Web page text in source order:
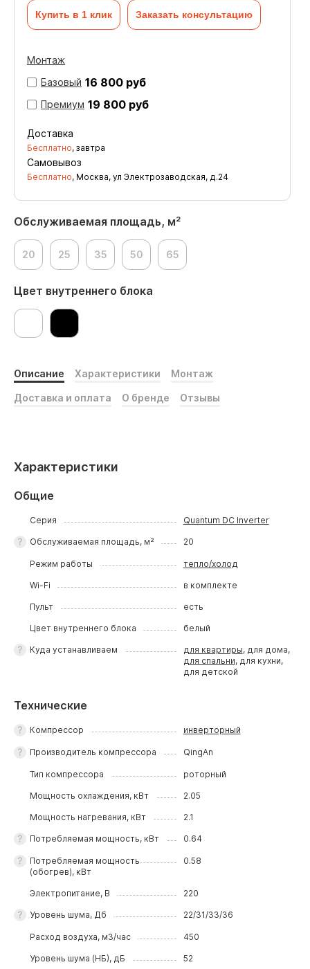
Обслуживаемая площадь, м²
20 25 35 50 65
Цвет внутреннего блока
Купить в 1 клик Заказать консультацию
Монтаж
Базовый 16 800 руб
Премиум 19 800 руб
Доставка
Бесплатно, завтра
Самовывоз
Бесплатно, Москва, ул Электрозаводская, д.24
Описание Характеристики Монтаж
Доставка и оплата О бренде Отзывы
Характеристики
Общие
Серия Quantum DC Inverter
Обслуживаемая площадь, м² 20
Режим работы тепло/холод
Wi-Fi в комплекте
Пульт есть
Цвет внутреннего блока белый
Куда устанавливаем для квартиры, для дома,
для спальни, для кухни,
для детской
Технические
Компрессор инверторный
Производитель компрессора QingAn
Тип компрессора роторный
Мощность охлаждения, кВт 2.05
Мощность нагревания, кВт 2.1
Потребляемая мощность, кВт 0.64
Потребляемая мощность
(обогрев), кВт
0.58
Электропитание, В 220
Уровень шума, Дб 22/31/33/36
Расход воздуха, м3/час 450
Уровень шума (НБ), дБ 52